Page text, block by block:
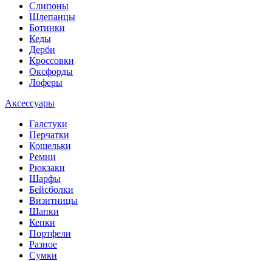
Слипоны
Шлепанцы
Ботинки
Кеды
Дерби
Кроссовки
Оксфорды
Лоферы
Аксессуары
Галстуки
Перчатки
Кошельки
Ремни
Рюкзаки
Шарфы
Бейсболки
Визитницы
Шапки
Кепки
Портфели
Разное
Сумки